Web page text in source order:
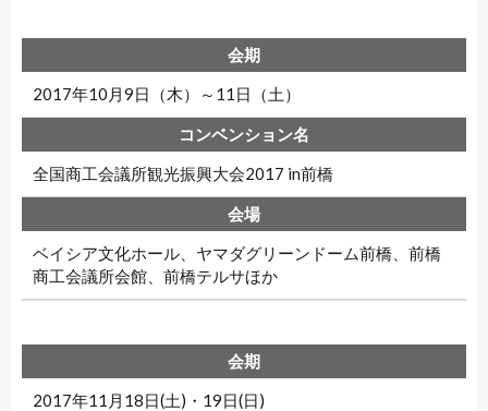
2017年10月9日（木）～11日（土）
全国商工会議所観光振興大会2017 in前橋
ベイシア文化ホール、ヤマダグリーンドーム前橋、前橋
商工会議所会館、前橋テルサほか
2017年11月18日(土)・19日(日)